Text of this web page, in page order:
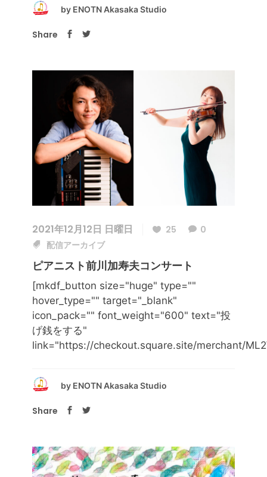
by ENOTN Akasaka Studio
Share
2021年12月12日 日曜日 25
0
配信アーカイブ
ピアニスト前川加寿夫コンサート
[mkdf_button size="huge" type=""
hover_type="" target="_blank"
icon_pack="" font_weight="600" text="投
げ銭をする"
link="https://checkout.square.site/merchant/
by ENOTN Akasaka Studio
Share